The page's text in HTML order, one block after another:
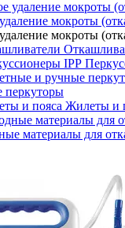
мокроты
мокроты
перкуторы
Жилеты и
материалы для